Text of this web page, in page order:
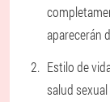
aparecerán
Estilo de
salud